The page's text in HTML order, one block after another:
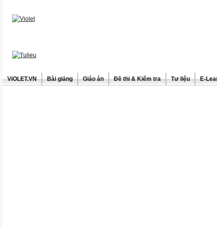
ViOLET.VN Bài giảng Giáo án Đề thi & Kiểm tra Tư liệu E-